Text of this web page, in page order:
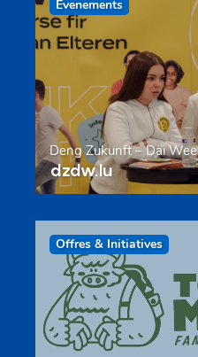
Evenements
Deng Zukunft – Däi Wee
dzdw.lu
Offres & Initiatives